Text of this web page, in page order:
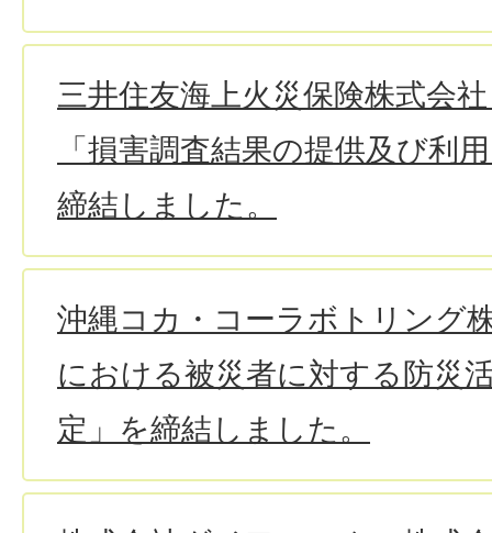
三井住友海上火災保険株式会
「損害調査結果の提供及び利
締結しました。
沖縄コカ・コーラボトリング
における被災者に対する防災
定」を締結しました。